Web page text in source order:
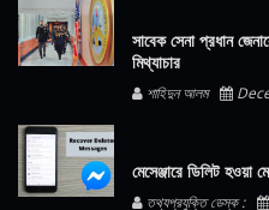
সাবেক সেনা প্রধান
মিথ্যাচার
শাহিদুন আলম
মেসেঞ্জারে ডিলিট হওয়া
তথ্যপ্রযুক্তি ডেস্ক :